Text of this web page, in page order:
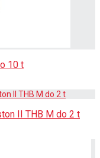
10 t
II THB M do 2 t